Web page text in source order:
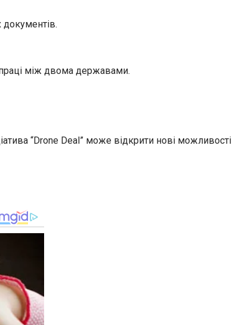
між двома державами.
“Drone Deal” може відкрити нові можливості